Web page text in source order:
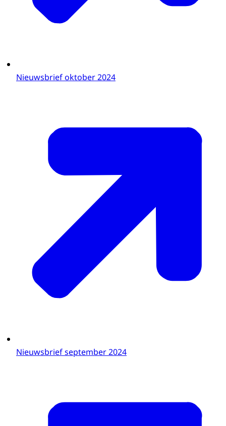
Nieuwsbrief oktober 2024
Nieuwsbrief september 2024